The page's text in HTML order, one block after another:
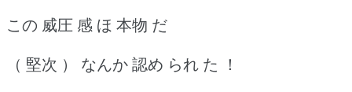
この 威圧 感 ほ 本物 だ
（ 堅次 ） なんか 認め られ た ！